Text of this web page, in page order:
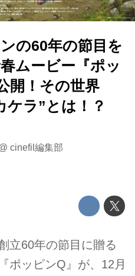
の60年の節目を
ムービー『ポッ
開！その世界
ケラ”とは！？
cinefil編集部
立60年の節目に贈る
ポッピンQ』が、12月